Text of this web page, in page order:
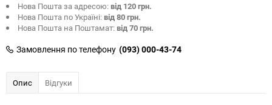
Нова Пошта за адресою:від 120 грн.
Нова Пошта по Україні:від 80 грн.
Нова Пошта на Поштамат:від 70 грн.
Замовлення по телефону (093) 000-43-74
Опис Відгуки